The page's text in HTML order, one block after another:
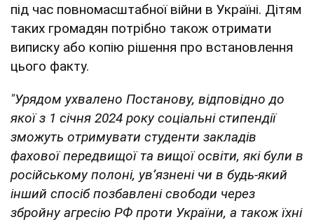
під час повномасштабної війни в Україні. Дітям
таких громадян потрібно також отримати
виписку або копію рішення про встановлення
цього факту.
"Урядом ухвалено Постанову, відповідно до
якої з 1 січня 2024 року соціальні стипендії
зможуть отримувати студенти закладів
фахової передвищої та вищої освіти, які були в
російському полоні, ув’язнені чи в будь-який
інший спосіб позбавлені свободи через
збройну агресію РФ проти України, а також їхні